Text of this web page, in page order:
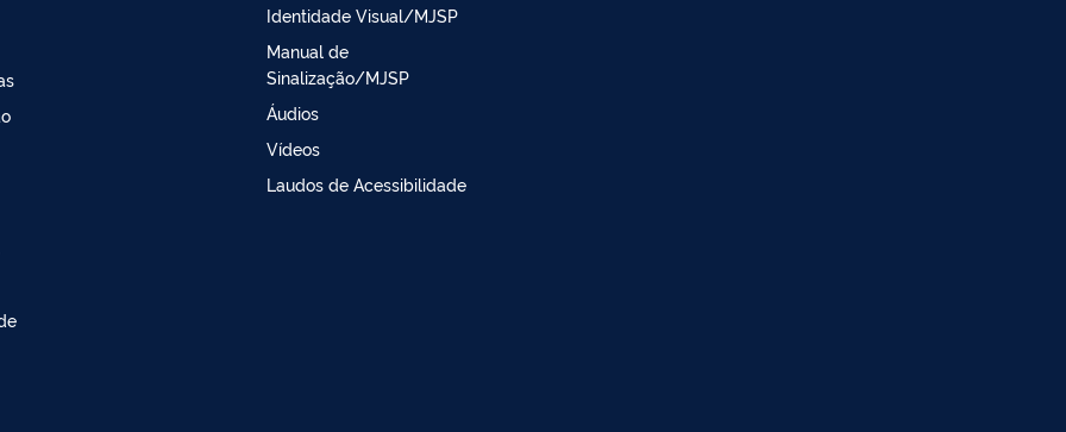
Identidade Visual/MJSP
Manual de
Sinalização/MJSP
Áudios
Vídeos
Laudos de Acessibilidade